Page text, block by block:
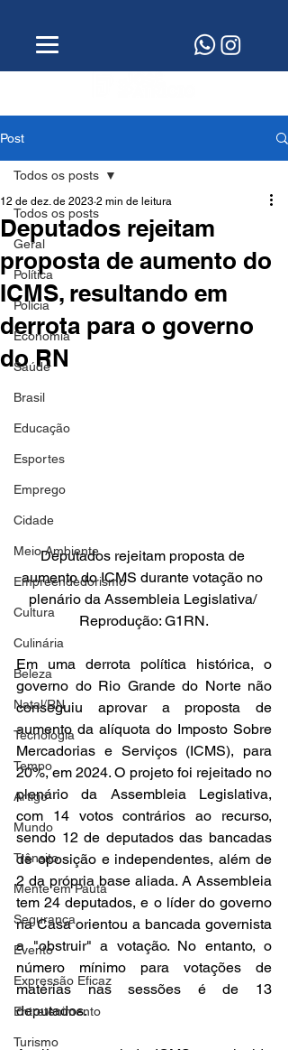
Post
Todos os posts
Geral
Política
Polícia
Economia
Saúde
Brasil
Educação
Esportes
Emprego
Cidade
Meio Ambiente
Empreendedorismo
Cultura
Culinária
Beleza
Natal/RN
Tecnologia
Tempo
Artigo
Mundo
Trânsito
Mente em Pauta
Segurança
Evento
Expressão Eficaz
Entretenimento
Turismo
Todos os posts
Deputados rejeitam
proposta de aumento do
ICMS, resultando em
derrota para o governo
do RN
12 de dez. de 2023 2 min de leitura
Deputados rejeitam proposta de
aumento do ICMS durante votação no
plenário da Assembleia Legislativa/
Reprodução: G1RN.
Em uma derrota política histórica, o
governo do Rio Grande do Norte não
conseguiu aprovar a proposta de
aumento da alíquota do Imposto Sobre
Mercadorias e Serviços (ICMS), para
20%, em 2024. O projeto foi rejeitado no
plenário da Assembleia Legislativa,
com 14 votos contrários ao recurso,
sendo 12 de deputados das bancadas
de oposição e independentes, além de
2 da própria base aliada. A Assembleia
tem 24 deputados, e o líder do governo
na Casa orientou a bancada governista
a "obstruir" a votação. No entanto, o
número mínimo para votações de
matérias nas sessões é de 13
deputados.